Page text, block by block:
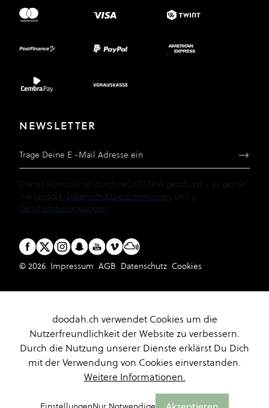
NEWSLETTER
Dieses Formular ist durch reCAPTCHA geschützt - es gelten
die Google-Datenschutzbestimmungen und -
Geschäftsbedingungen.
© 2026 Impressum AGB Datenschutz Cookies
doodah.ch verwendet Cookies um die
Nutzerfreundlichkeit der Website zu verbessern.
Durch die Nutzung unserer Dienste erklärst Du Dich
mit der Verwendung von Cookies einverstanden.
Weitere Informationen.